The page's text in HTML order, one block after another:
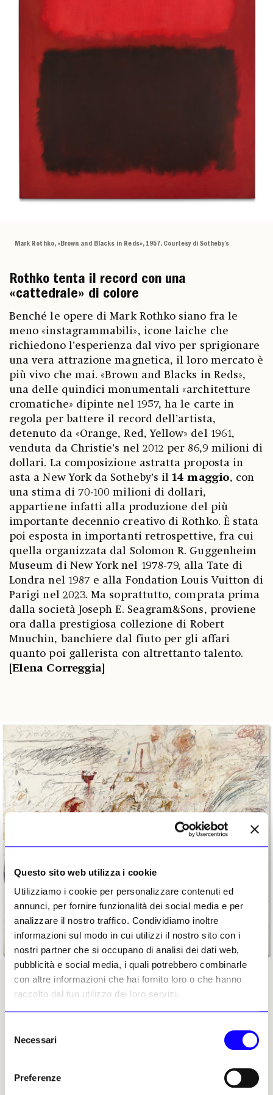
Questo sito web utilizza i cookie
Utilizziamo i cookie per personalizzare contenuti ed
annunci, per fornire funzionalità dei social media e per
analizzare il nostro traffico. Condividiamo inoltre
informazioni sul modo in cui utilizzi il nostro sito con i
nostri partner che si occupano di analisi dei dati web,
pubblicità e social media, i quali potrebbero combinarle
con altre informazioni che hai fornito loro o che hanno
raccolto dal tuo utilizzo dei loro servizi.
delNecessari
Preferenze
Mark Rothko, «Brown and Blacks in Reds», 1957. Courtesy di Sotheby’s
Rothko tenta il record con una
«cattedrale» di colore
Benché le opere di Mark Rothko siano fra le
meno «instagrammabili», icone laiche che
richiedono l’esperienza dal vivo per sprigionare
una vera attrazione magnetica, il loro mercato è
più vivo che mai. «Brown and Blacks in Reds»,
una delle quindici monumentali «architetture
cromatiche» dipinte nel 1957, ha le carte in
regola per battere il record dell’artista,
detenuto da «Orange, Red, Yellow» del 1961,
venduta da Christie’s nel 2012 per 86,9 milioni di
dollari. La composizione astratta proposta in
asta a New York da Sotheby’s il14 maggio, con
una stima di 70-100 milioni di dollari,
appartiene infatti alla produzione del più
importante decennio creativo di Rothko. È stata
poi esposta in importanti retrospettive, fra cui
quella organizzata dal Solomon R. Guggenheim
Museum di New York nel 1978-79, alla Tate di
Londra nel 1987 e alla Fondation Louis Vuitton di
Parigi nel 2023. Ma soprattutto, comprata prima
dalla società Joseph E. Seagram&Sons, proviene
ora dalla prestigiosa collezione di Robert
Mnuchin, banchiere dal fiuto per gli affari
quanto poi gallerista con altrettanto talento.
[Elena Correggia]
Cy Twombly, «Untitled», 1961. Courtesy di Christie’s Images LTD. 2026
Poco tempo dopo il suo trasferimento a Roma,
urbano dei passanti, e lì si lasciava ispirare,
trasformandosi in un «pittore mediterraneo».